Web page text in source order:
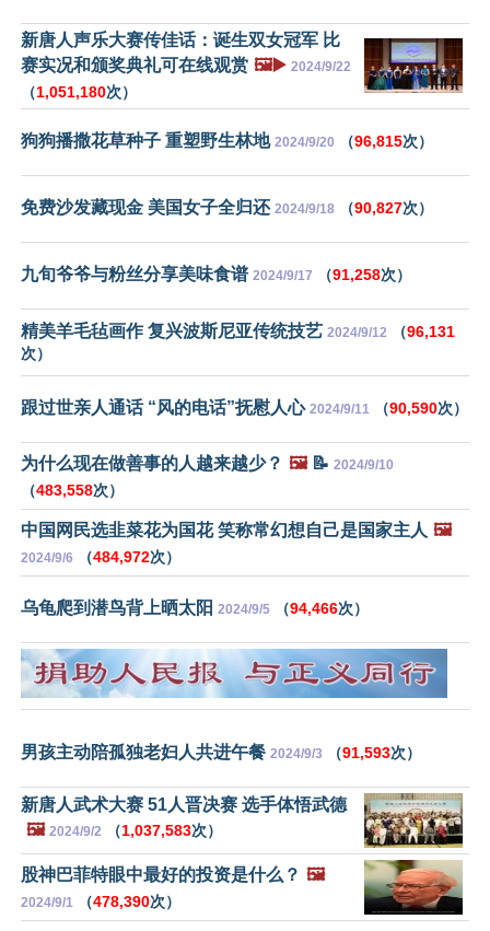
新唐人声乐大赛传佳话：诞生双女冠军 比
赛实况和颁奖典礼可在线观赏 🖼️▶️ 2024/9/22
（1,051,180次）
狗狗播撒花草种子 重塑野生林地 2024/9/20 （96,815次）
免费沙发藏现金 美国女子全归还 2024/9/18 （90,827次）
九旬爷爷与粉丝分享美味食谱 2024/9/17 （91,258次）
精美羊毛毡画作 复兴波斯尼亚传统技艺 2024/9/12 （96,131
次）
跟过世亲人通话 “风的电话”抚慰人心 2024/9/11 （90,590次）
为什么现在做善事的人越来越少？ 🖼️📝 2024/9/10
（483,558次）
中国网民选韭菜花为国花 笑称常幻想自己是国家主人 🖼️
2024/9/6 （484,972次）
乌龟爬到潜鸟背上晒太阳 2024/9/5 （94,466次）
男孩主动陪孤独老妇人共进午餐 2024/9/3 （91,593次）
新唐人武术大赛 51人晋决赛 选手体悟武德
🖼️ 2024/9/2 （1,037,583次）
股神巴菲特眼中最好的投资是什么？ 🖼️
2024/9/1 （478,390次）